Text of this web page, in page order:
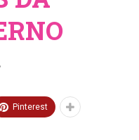
Pinterest